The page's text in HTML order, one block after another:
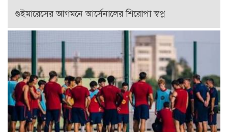
গুইমারেসের আগমনে আর্সেনালের শিরোপা স্বপ্ন